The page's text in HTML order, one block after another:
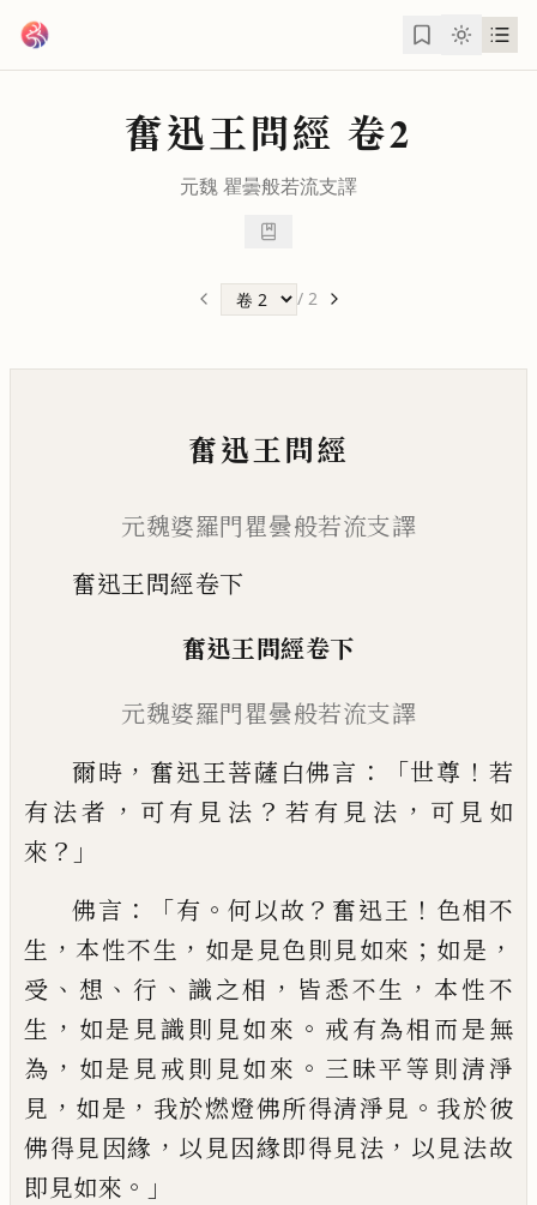
奮迅王問經 卷2
元魏瞿曇般若流支譯
/ 2
奮迅王問經
元魏婆羅門瞿曇般若流支譯
奮迅王問經卷下
奮迅王問經卷下
元魏婆羅門瞿曇般若流支譯
爾時 ， 奮迅王菩薩白佛言 ：「世尊 ！ 若
有法者 ， 可有見法 ？ 若有見法 ， 可見如
來 ？」
佛言 ：「有 。何以故 ？ 奮迅王 ！ 色相不
生 ，本性不生 ， 如是見色則見如來 ； 如是 ，
受 、 想 、行 、 識之相 ， 皆悉不生 ， 本性不
生 ， 如是見識則見如來 。 戒有為相而是無
為 ， 如是見戒則見如來 。 三昧平等則清淨
見 ， 如是 ， 我於燃燈佛所得清淨見 。 我於彼
佛得見因緣 ， 以見因緣即得見法 ， 以見法故
即 見如來 。」